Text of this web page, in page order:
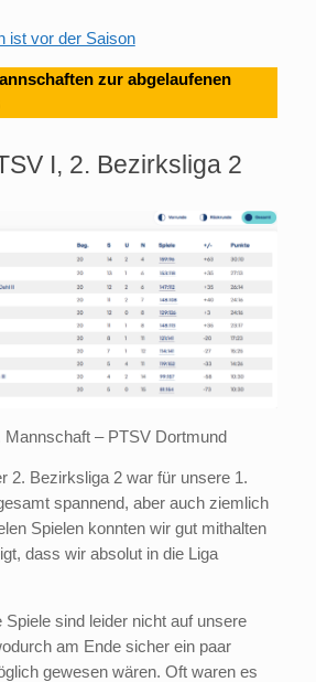
ist vor der Saison
zur abgelaufenen
I, 2. Bezirksliga 2
Mannschaft – PTSV Dortmund
2. Bezirksliga 2 war für unsere 1.
spannend, aber auch ziemlich
Spielen konnten wir gut mithalten
dass wir absolut in die Liga
Spiele sind leider nicht auf unsere
am Ende sicher ein paar
gewesen wären. Oft waren es